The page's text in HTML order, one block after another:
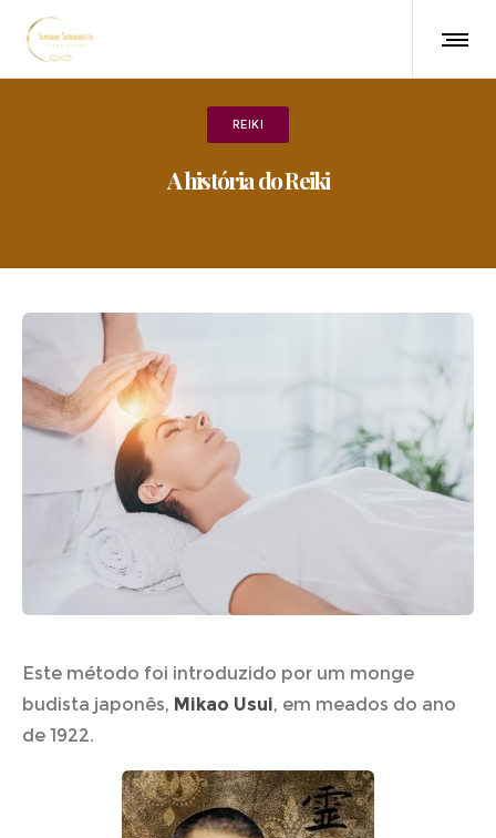
REIKI
A história do Reiki
Este método foi introduzido por um monge
budista japonês, Mikao Usui, em meados do ano
de 1922.